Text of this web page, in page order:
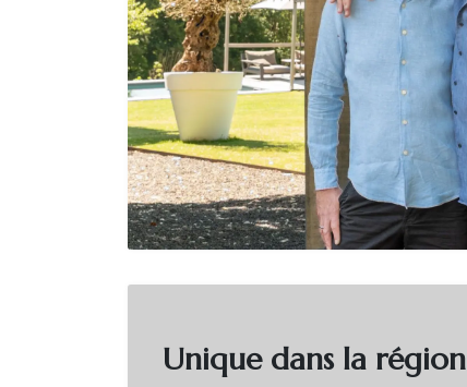
Unique dans la région